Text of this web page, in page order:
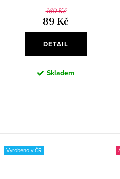
169 Kč
89 Kč
DETAIL
Skladem
Vyrobeno v ČR